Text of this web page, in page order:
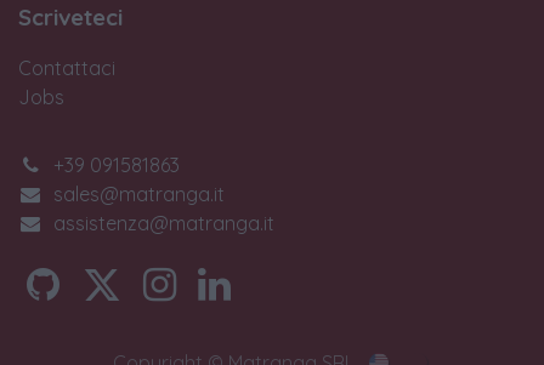
Scriveteci
Contattaci
Jobs
+39 091581863
sales@matranga.it
assistenza@matranga.it